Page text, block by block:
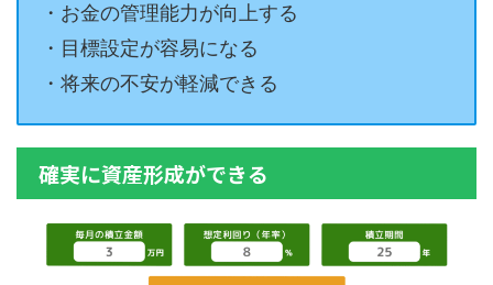
・お金の管理能力が向上する
・目標設定が容易になる
・将来の不安が軽減できる
確実に資産形成ができる